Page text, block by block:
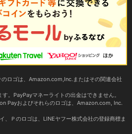
ロゴは、Amazon.com,Inc.またはその関連会社
。PayPayマネーライトの出金はできません。
Payおよびそれらのロゴは、Amazon.com, Inc.
、Ｐのロゴは、LINEヤフー株式会社の登録商標ま